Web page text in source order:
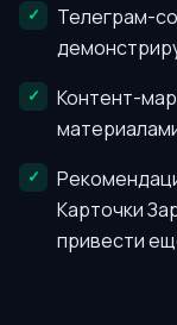
Телеграм-
Контент-
Карточки
привести